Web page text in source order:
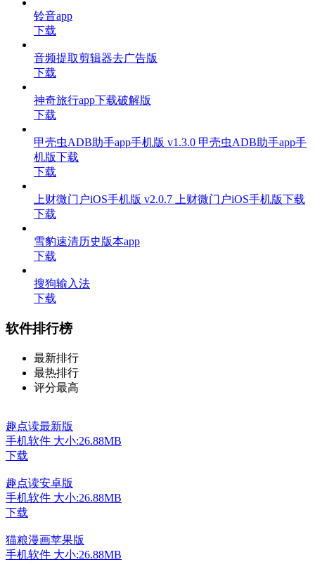
铃音app
下载
音频提取剪辑器去广告版
下载
神奇旅行app下载破解版
下载
甲壳虫ADB助手app手机版 v1.3.0 甲壳虫ADB助手app手
机版下载
下载
上财微门户iOS手机版 v2.0.7 上财微门户iOS手机版下载
下载
雪豹速清历史版本app
下载
搜狗输入法
下载
软件排行榜
最新排行
最热排行
评分最高
趣点读最新版
手机软件 大小:26.88MB
下载
趣点读安卓版
手机软件 大小:26.88MB
下载
猫粮漫画苹果版
手机软件 大小:26.88MB